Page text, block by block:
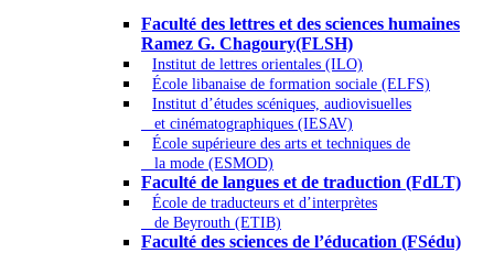
Faculté des lettres et des sciences humaines
Ramez G. Chagoury(FLSH)
Institut de lettres orientales (ILO)
École libanaise de formation sociale (ELFS)
Institut d’études scéniques, audiovisuelles
et cinématographiques (IESAV)
École supérieure des arts et techniques de
la mode (ESMOD)
Faculté de langues et de traduction (FdLT)
École de traducteurs et d’interprètes
de Beyrouth (ETIB)
Faculté des sciences de l’éducation (FSédu)